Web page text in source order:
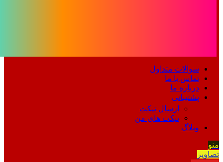
سوالات متداول
تماس با ما
درباره ما
پشتیبانی
ارسال تیکت
تیکت های من
وبلاگ
منو
تصاویر